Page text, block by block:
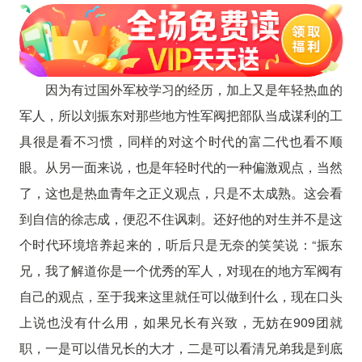
因为有过国外军校学习的经历，加上又是年轻热血的
军人，所以刘振东对那些地方性军阀把部队当成谋利的工
具很是看不习惯，同样的对这个时代的富二代也看不顺
眼。从另一面来说，也是年轻时代的一种偏激观点，当然
了，这也是热血青年之正义观点，只是不太成熟。这会看
到自信的徐志成，便忍不住讽刺。还好他的对生并不是这
个时代环境培养起来的，听后只是无奈的笑笑说：“振东
兄，我了解道你是一个优秀的军人，对现在的地方军阀有
自己的观点，至于我来这里就任可以做到什么，现在口头
上说也没有什么用，如果兄长有兴致，无妨在909团就
职，一是可以借兄长的大才，二是可以看清兄弟我是到底